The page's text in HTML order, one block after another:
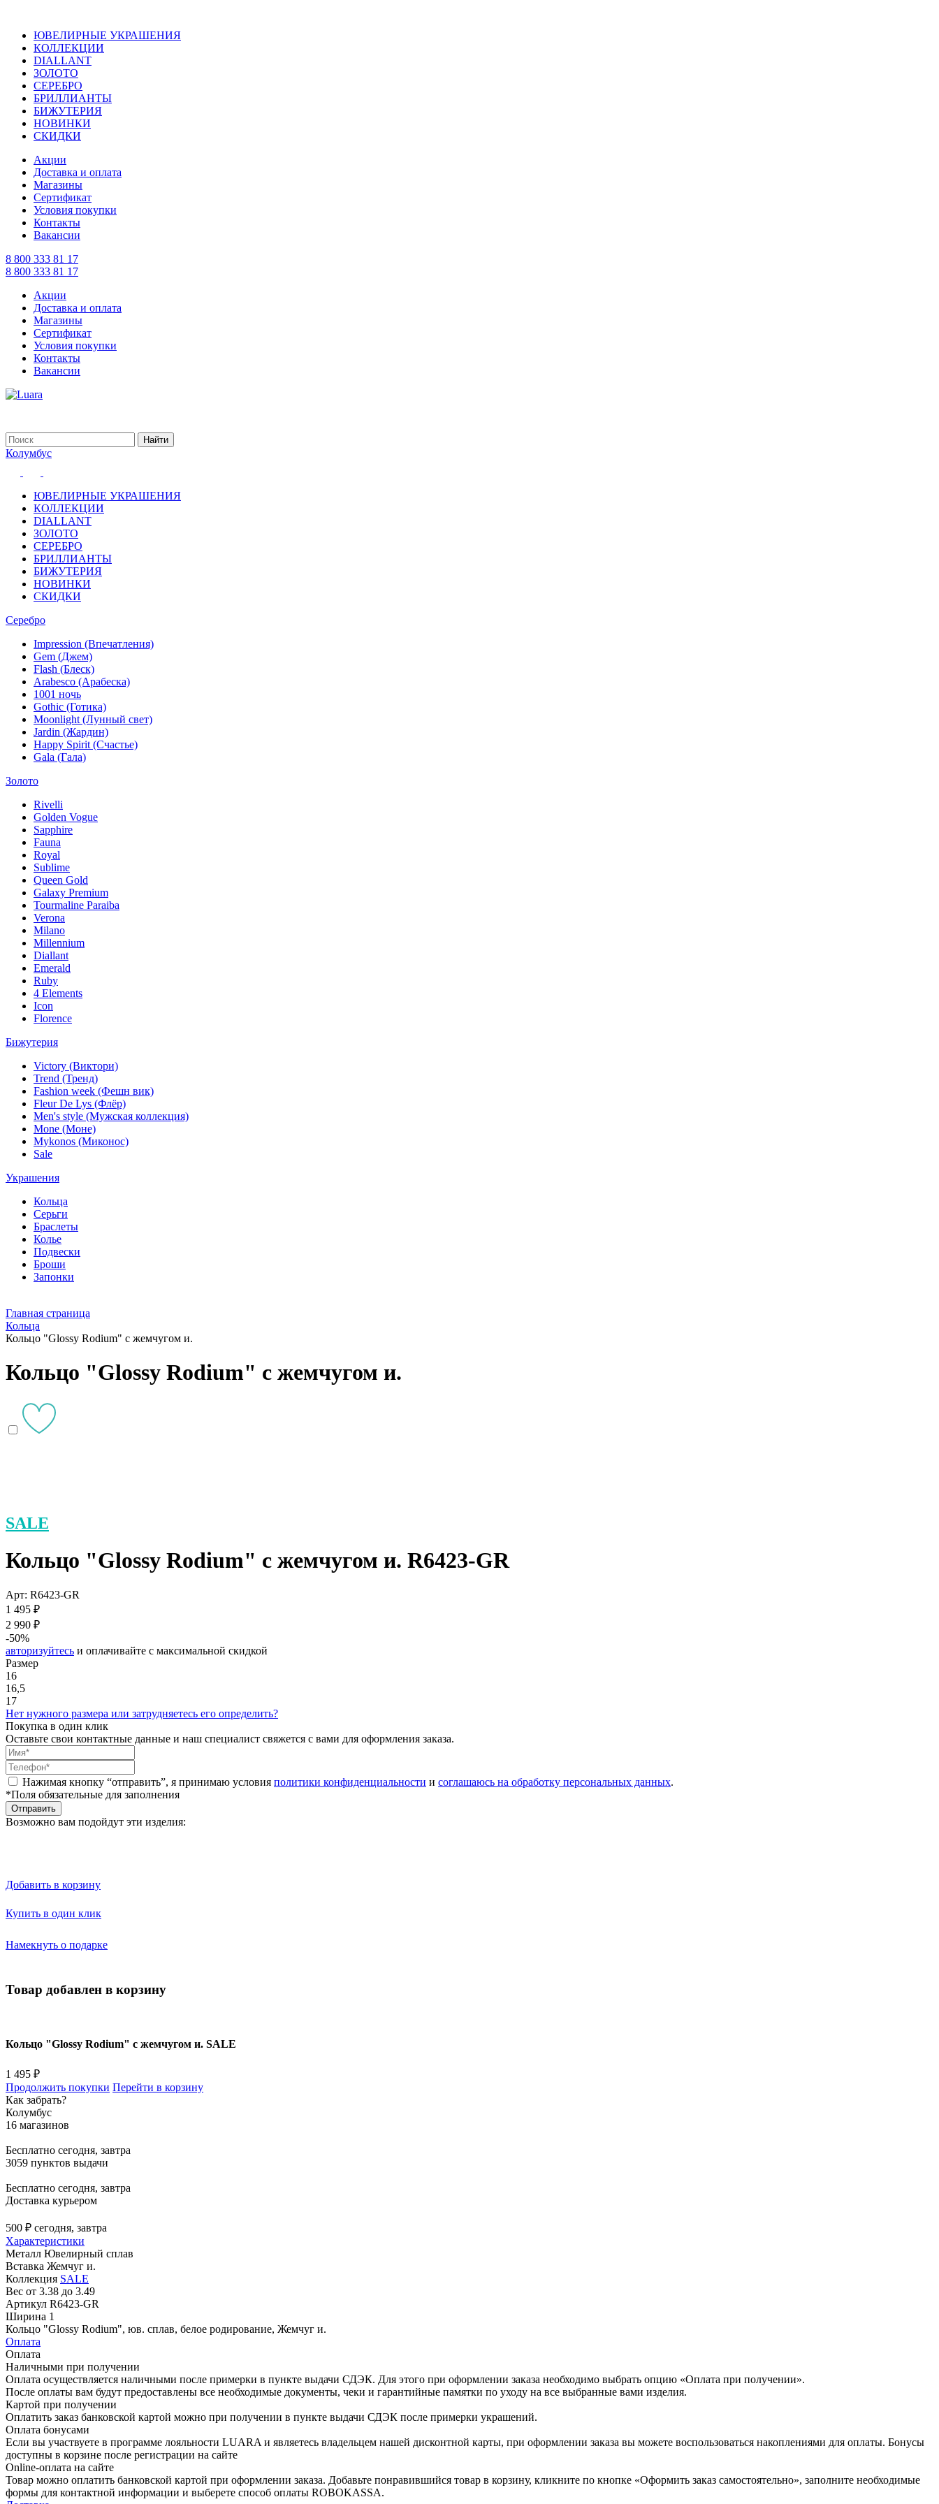
ЮВЕЛИРНЫЕ УКРАШЕНИЯ
КОЛЛЕКЦИИ
DIALLANT
ЗОЛОТО
СЕРЕБРО
БРИЛЛИАНТЫ
БИЖУТЕРИЯ
НОВИНКИ
СКИДКИ
Акции
Доставка и оплата
Магазины
Сертификат
Условия покупки
Контакты
Вакансии
8 800 333 81 17
8 800 333 81 17
Акции
Доставка и оплата
Магазины
Сертификат
Условия покупки
Контакты
Вакансии
Колумбус
ЮВЕЛИРНЫЕ УКРАШЕНИЯ
КОЛЛЕКЦИИ
DIALLANT
ЗОЛОТО
СЕРЕБРО
БРИЛЛИАНТЫ
БИЖУТЕРИЯ
НОВИНКИ
СКИДКИ
Серебро
Impression (Впечатления)
Gem (Джем)
Flash (Блеск)
Arabesco (Арабеска)
1001 ночь
Gothic (Готика)
Moonlight (Лунный свет)
Jardin (Жардин)
Happy Spirit (Счастье)
Gala (Гала)
Золото
Rivelli
Golden Vogue
Sapphire
Fauna
Royal
Sublime
Queen Gold
Galaxy Premium
Tourmaline Paraiba
Verona
Milano
Millennium
Diallant
Emerald
Ruby
4 Elements
Icon
Florence
Бижутерия
Victory (Виктори)
Trend (Тренд)
Fashion week (Фешн вик)
Fleur De Lys (Флёр)
Men's style (Мужская коллекция)
Mone (Моне)
Mykonos (Миконос)
Sale
Украшения
Кольца
Серьги
Браслеты
Колье
Подвески
Броши
Запонки
Главная страница
Кольца
Кольцо "Glossy Rodium" с жемчугом и.
Кольцо "Glossy Rodium" с жемчугом и.
SALE
Кольцо "Glossy Rodium" с жемчугом и. R6423-GR
Арт: R6423-GR
1 495 ₽
2 990 ₽
-50%
авторизуйтесь и оплачивайте с максимальной скидкой
Размер
16
16,5
17
Нет нужного размера или затрудняетесь его определить?
Покупка в один клик
Оставьте свои контактные данные и наш специалист свяжется с вами для оформления заказа.
Нажимая кнопку “отправить”, я принимаю условия политики конфиденциальности и соглашаюсь на обработку персональных данных.
*Поля обязательные для заполнения
Отправить
Возможно вам подойдут эти изделия:
Добавить в корзину
Купить в один клик
Намекнуть о подарке
Товар добавлен в корзину
Кольцо "Glossy Rodium" с жемчугом и. SALE
1 495 ₽
Продолжить покупки Перейти в корзину
Как забрать?
Колумбус
16 магазинов
Бесплатно сегодня, завтра
3059 пунктов выдачи
Бесплатно сегодня, завтра
Доставка курьером
500 ₽ сегодня, завтра
Характеристики
Металл Ювелирный сплав
Вставка Жемчуг и.
Коллекция SALE
Вес от 3.38 до 3.49
Артикул R6423-GR
Ширина 1
Кольцо "Glossy Rodium", юв. сплав, белое родирование, Жемчуг и.
Оплата
Оплата
Наличными при получении
Оплата осуществляется наличными после примерки в пункте выдачи СДЭК. Для этого при оформлении заказа необходимо выбрать опцию «Оплата при получении».
После оплаты вам будут предоставлены все необходимые документы, чеки и гарантийные памятки по уходу на все выбранные вами изделия.
Картой при получении
Оплатить заказ банковской картой можно при получении в пункте выдачи СДЭК после примерки украшений.
Оплата бонусами
Если вы участвуете в программе лояльности LUARA и являетесь владельцем нашей дисконтной карты, при оформлении заказа вы можете воспользоваться накоплениями для оплаты. Бонусы
доступны в корзине после регистрации на сайте
Online-оплата на сайте
Товар можно оплатить банковской картой при оформлении заказа. Добавьте понравившийся товар в корзину, кликните по кнопке «Оформить заказ самостоятельно», заполните необходимые
формы для контактной информации и выберете способ оплаты ROBOKASSA.